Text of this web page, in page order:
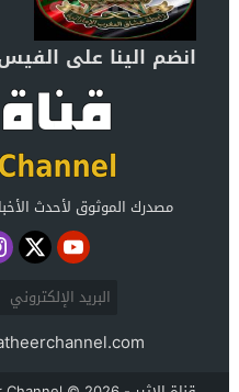
انضم الينا على
مصدرك الموثوق لأحدث